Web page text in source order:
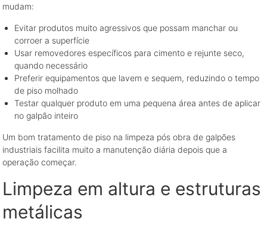
mudam:
Evitar produtos muito agressivos que possam manchar ou
corroer a superfície
Usar removedores específicos para cimento e rejunte seco,
quando necessário
Preferir equipamentos que lavem e sequem, reduzindo o tempo
de piso molhado
Testar qualquer produto em uma pequena área antes de aplicar
no galpão inteiro
Um bom tratamento de piso na limpeza pós obra de galpões
industriais facilita muito a manutenção diária depois que a
operação começar.
Limpeza em altura e estruturas
metálicas